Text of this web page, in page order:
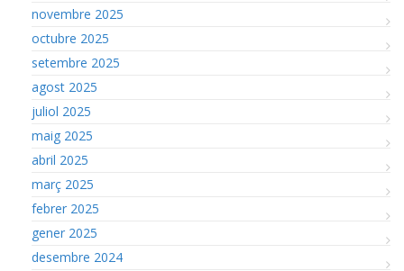
novembre 2025
octubre 2025
setembre 2025
agost 2025
juliol 2025
maig 2025
abril 2025
març 2025
febrer 2025
gener 2025
desembre 2024